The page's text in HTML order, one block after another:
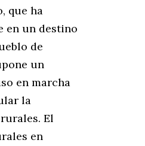
que ha
en un destino
de
un
en marcha
la
El
en